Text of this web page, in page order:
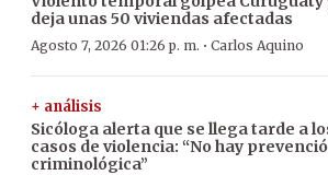
deja unas 50 viviendas afectadas
Agosto 7, 2026 01:26 p. m. · Carlos Aquino
+ análisis
Sicóloga alerta que se llega tarde a
casos de violencia: “No hay
criminológica”